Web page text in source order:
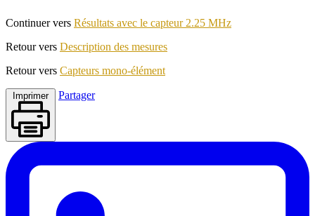
Continuer vers Résultats avec le capteur 2.25 MHz
Retour vers Description des mesures
Retour vers Capteurs mono-élément
Imprimer Partager